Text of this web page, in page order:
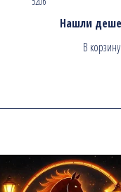
Нашли
В корзину